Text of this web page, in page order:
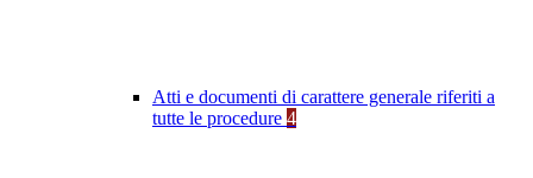
Atti e documenti di carattere generale riferiti a
tutte le procedure 4